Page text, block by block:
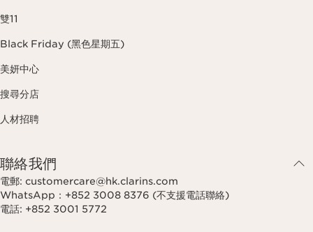
雙11
Black Friday (黑色星期五)
美妍中心
搜尋分店
人材招聘
聯絡我們
電郵: customercare@hk.clarins.com
WhatsApp：+852 3008 8376 (不支援電話聯絡)
電話: +852 3001 5772